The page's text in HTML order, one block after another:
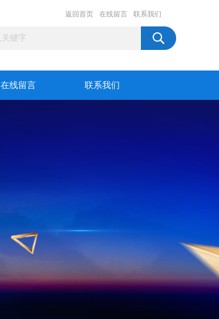
返回首页 在线留言 联系我们
在线留言 联系我们